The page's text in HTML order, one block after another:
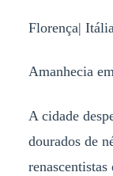
Florença| Itália
Amanhecia
A cidade
dourados de